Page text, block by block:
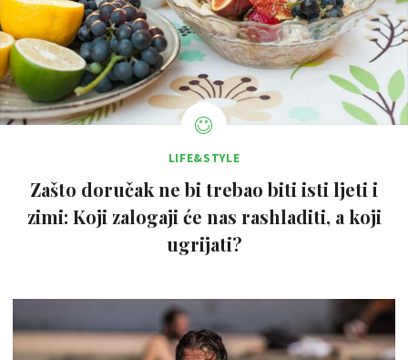
LIFE&STYLE
Zašto doručak ne bi trebao biti isti ljeti i
zimi: Koji zalogaji će nas rashladiti, a koji
ugrijati?